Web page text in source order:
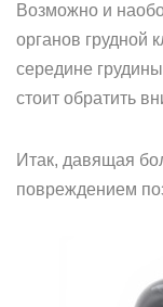
Возможно и
органов грудной
середине
стоит обратить
Итак, давящая
повреждением